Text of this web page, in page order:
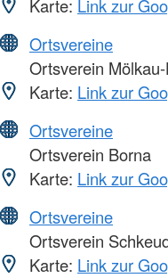
Karte: Link zur
Ortsvereine
Ortsverein
Karte: Link zur
Ortsvereine
Ortsverein Borna
Karte: Link zur
Ortsvereine
Ortsverein
Karte: Link zur